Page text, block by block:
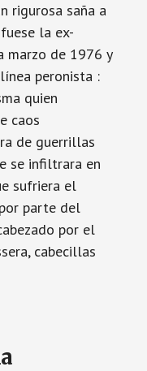
rigurosa saña a
la ex-
marzo de 1976 y
peronista :
quien
caos
de guerrillas
se infiltrara en
sufriera el
parte del
por el
cabecillas